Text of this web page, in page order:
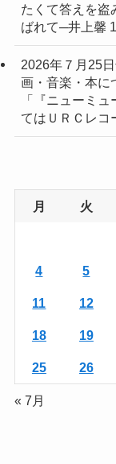
たくて答えを盗
ばれて─井上馨
2026年７月25
画・音楽・本に
「『ニューミ
てはＵＲＣレコ
月 火
4 5
11 12
18 19
25 26
« 7月